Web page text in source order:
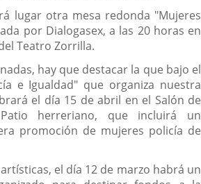
lugar otra mesa redonda "Mujeres
por Dialogasex, a las 20 horas en
Teatro Zorrilla.
hay que destacar la que bajo el
e Igualdad" que organiza nuestra
el día 15 de abril en el Salón de
herreriano, que incluirá un
promoción de mujeres policía de
el día 12 de marzo habrá un